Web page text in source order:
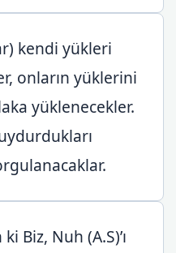
kendi yükleri
onların yüklerini
yüklenecekler.
Biz, Nuh (A.S)’ı